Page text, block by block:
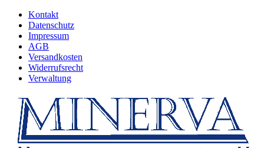
Kontakt
Datenschutz
Impressum
AGB
Versandkosten
Widerrufsrecht
Verwaltung